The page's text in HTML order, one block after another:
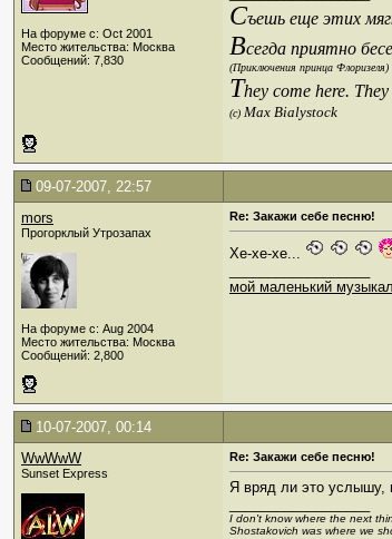
На форуме с: Oct 2001
Место жительства: Москва
Сообщений: 7,830
Съешь еще этих
Всегда приятно
(Приключения принца Флоризеля)
They come here.
(c) Max Bialystock
09-07-2007, 22:57
mors
Прогорклый Утрозапах
На форуме с: Aug 2004
Место жительства: Москва
Сообщений: 2,800
Re: Закажи себе песню!
Хе-хе-хе...
мой маленький
10-07-2007, 00:14
WwWwW
Sunset Express
Re: Закажи себе песню!
Я вряд ли это услышу,
I don't know where the next
Shostakovich was where we